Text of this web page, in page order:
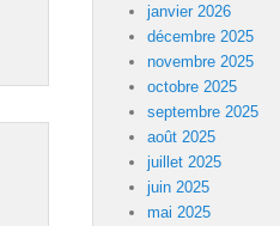
janvier 2026
décembre 2025
novembre 2025
octobre 2025
septembre 2025
août 2025
juillet 2025
juin 2025
mai 2025